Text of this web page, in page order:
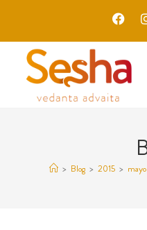
> Blog > 2015 > mayo